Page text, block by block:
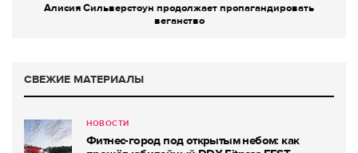
Алисия Сильверстоун продолжает пропагандировать
веганство
СВЕЖИЕ МАТЕРИАЛЫ
НОВОСТИ
Фитнес-город под открытым небом: как